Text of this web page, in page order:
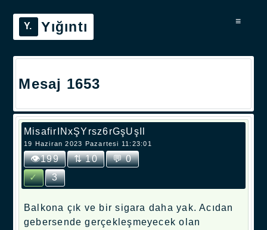
Yığıntı ≡
Mesaj 1653
MisafirINxŞYrsz6rGşUşIl
19 Haziran 2023 Pazartesi 11:23:01
👁199 ⇅ 10
💬 0
✓
3
Balkona çık ve bir sigara daha yak. Acıdan
gebersende gerçekleşmeyecek olan